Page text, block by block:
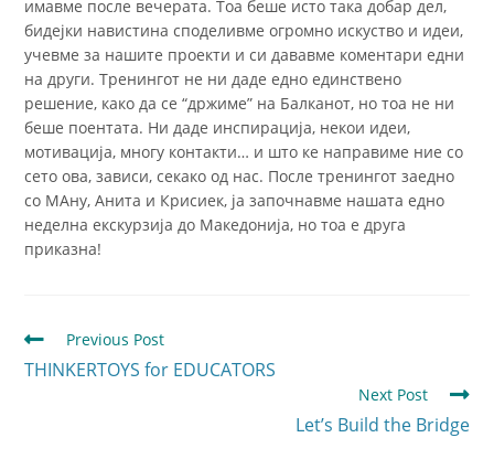
имавме после вечерата. Тоа беше исто така добар дел,
бидејки навистина споделивме огромно искуство и идеи,
учевме за нашите проекти и си дававме коментари едни
на други. Тренингот не ни даде едно единствено
решение, како да се “држиме” на Балканот, но тоа не ни
беше поентата. Ни даде инспирација, некои идеи,
мотивација, многу контакти… и што ке направиме ние со
сето ова, зависи, секако од нас. После тренингот заедно
со МАну, Анита и Крисиек, ја започнавме нашата едно
неделна екскурзија до Македонија, но тоа е друга
приказна!
Previous Post
THINKERTOYS for EDUCATORS
Next Post
Let’s Build the Bridge